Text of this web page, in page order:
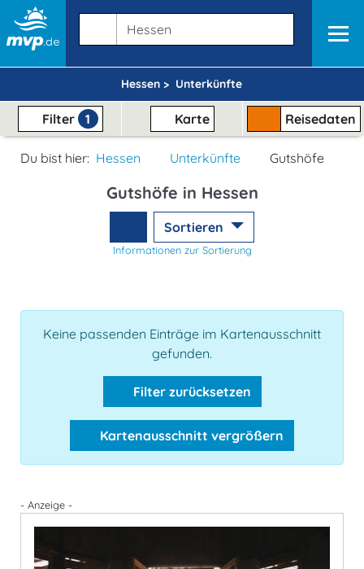
Hessen > Unterkünfte
Filter 1 Karte Reisedaten
Du bist hier: Hessen Unterkünfte Gutshöfe
Gutshöfe in Hessen
Sortieren
Informationen zur Sortierung
Keine passenden Einträge im Kartenausschnitt
gefunden.
Filter zurücksetzen
Kartenausschnitt vergrößern
- Anzeige -